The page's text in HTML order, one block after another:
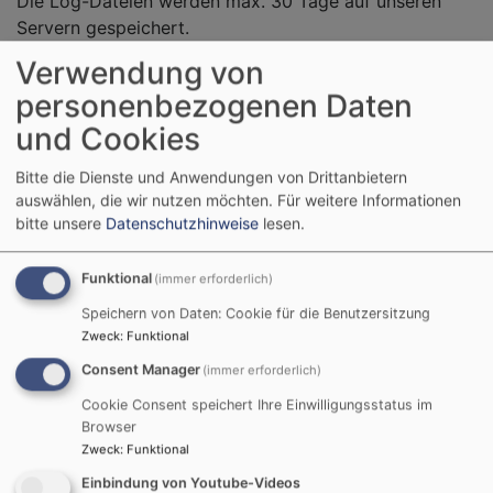
Servern gespeichert.
OpenStreetMap
Um geographische Informationen zu visualisieren, sind
auf dieser Website Karten von OpenStreetmap
eingebunden. OpenStreetMap ist ein freies Projekt, das
frei nutzbare Geodaten sammelt und in einer
Datenbank zur allgemeinen Nutzung bereitstellt (Open
Data). Diese Dienste werden von der OpenStreetMap
Foundation, 132 Maney Hill Road, Sutton Cold­field,
West Midlands, B72 1JU, United Kingdom, für die OSM­
Gemeinschaft betrieben. Damit Ihnen die Karten
angezeigt werden können, werden Informationen über
die Nutzung dieser Webseite einschließlich Ihrer IP-
Adresse an OpenStreetMap weitergeleitet. Außerdem
wird ein sogenanntes Session-Cookie in Ihrem
Computer gesetzt, das gelöscht wird, sobald Sie nach
Ihrer Sitzung (englisch: Session) den Browser
Verwendung von
personenbezogenen Daten
und Cookies
Bitte die Dienste und Anwendungen von Drittanbietern
auswählen, die wir nutzen möchten. Für weitere Informationen
bitte unsere Datenschutzhinweise lesen.
Funktional (immer erforderlich)
Speichern von Daten: Cookie für die Benutzersitzung
Zweck: Funktional
Consent Manager (immer erforderlich)
Cookie Consent speichert Ihre Einwilligungsstatus im
Browser
Zweck: Funktional
Einbindung von Youtube-Videos